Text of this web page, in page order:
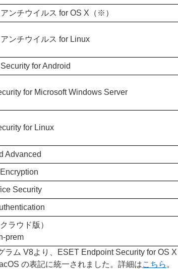
ンチウイルス for OS X（※）
ンチウイルス for Linux
for Android
for Microsoft Windows Server
for Linux
Advanced
Security
ラウド版）
prem
ラム V8より、ESET Endpoint Security for OS
の表記に統一されました。詳細はこちら 。